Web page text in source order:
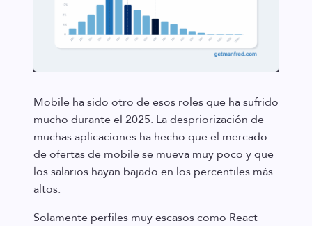
Mobile ha sido otro de esos roles que ha sufrido
mucho durante el 2025. La despriorización de
muchas aplicaciones ha hecho que el mercado
de ofertas de mobile se mueva muy poco y que
los salarios hayan bajado en los percentiles más
altos.
Solamente perfiles muy escasos como React